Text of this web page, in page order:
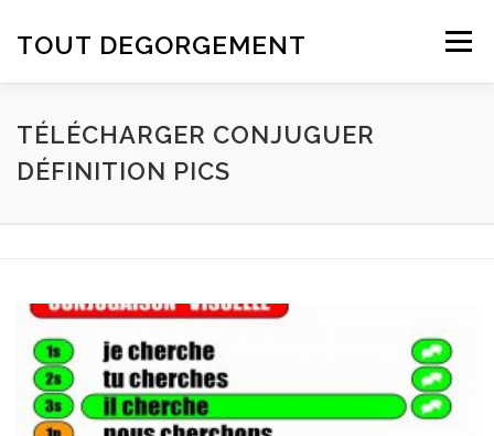
TOUT DEGORGEMENT Menu
TÉLÉCHARGER CONJUGUER
DÉFINITION PICS